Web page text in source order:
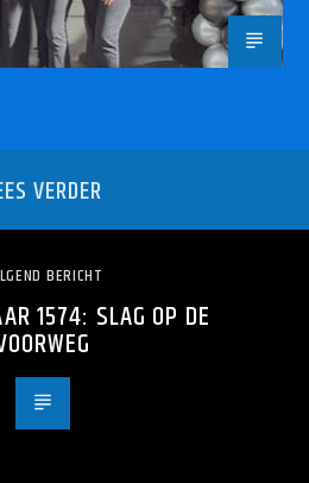
VERDER
BERICHT
1574: SLAG OP DE